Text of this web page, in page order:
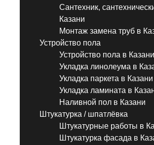
Сантехник,
Казани
Монтаж замена труб в
Устройство пола
Устройство пола в Казани
Укладка линолеума в
Укладка паркета в Казани
Укладка ламината в
Наливной пол в Казани
Штукатурка / шпатлёвка
Штукатурные работы в
Штукатурка фасада в